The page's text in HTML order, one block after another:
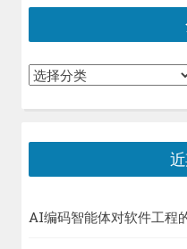
分
AI编码智能体对软件工程